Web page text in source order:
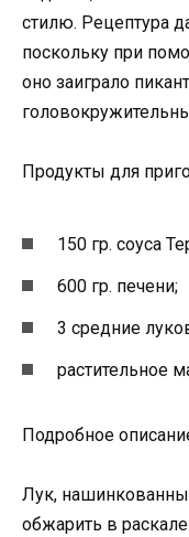
стилю. Рецептура
поскольку при
оно заиграло
Продукты для
150 гр. соуса
600 гр. печени;
3 средние
растительное
Подробное
Лук,
обжарить в